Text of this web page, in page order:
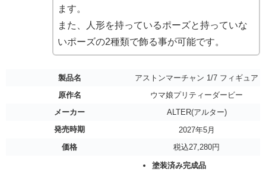
ます。
また、人形を持っているポーズと持っていな
いポーズの2種類で飾る事が可能です。
製品名
アストンマーチャン 1/7 フィギュア
原作名
ウマ娘プリティーダービー
メーカー
ALTER(アルター)
発売時期
2027年5月
価格
税込27,280円
塗装済み完成品